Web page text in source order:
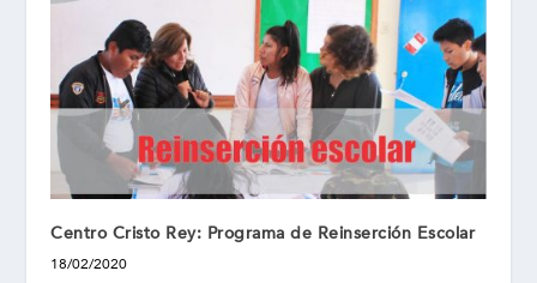
Centro Cristo Rey: Programa de Reinserción Escolar
18/02/2020